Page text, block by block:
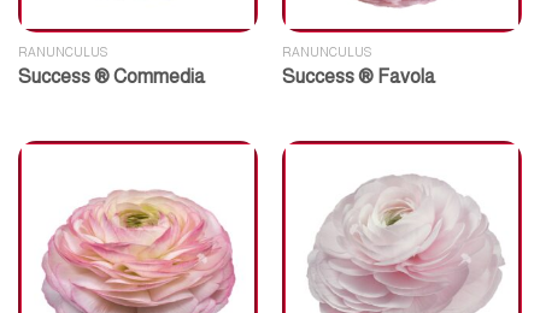
RANUNCULUS
Success ® Commedia
RANUNCULUS
Success ® Favola